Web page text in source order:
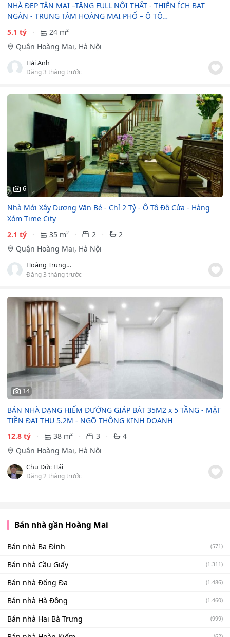
NHÀ ĐẸP TÂN MAI –TẶNG FULL NỘI THẤT - THIỆN ÍCH BẠT
NGÀN - TRUNG TÂM HOÀNG MAI PHỐ – Ô TÔ…
5.1 tỷ
24 m²
Quận Hoàng Mai, Hà Nội
Hải Anh
Đăng 3 tháng trước
6
Nhà Mới Xây Dương Văn Bé - Chỉ 2 Tỷ - Ô Tô Đỗ Cửa - Hàng
Xóm Time City
2.1 tỷ
35 m² 2
2
Quận Hoàng Mai, Hà Nội
Hoàng Trung Lương
Đăng 3 tháng trước
14
BÁN NHÀ DẠNG HIẾM ĐƯỜNG GIÁP BÁT 35M2 x 5 TẦNG - MẶT
TIỀN ĐẠI THỤ 5.2M - NGÕ THÔNG KINH DOANH
12.8 tỷ
38 m² 3
4
Quận Hoàng Mai, Hà Nội
Chu Đức Hải
Đăng 2 tháng trước
Bán nhà gần Hoàng Mai
Bán nhà Ba Đình (571)
Bán nhà Cầu Giấy (1.311)
Bán nhà Đống Đa (1.486)
Bán nhà Hà Đông (1.460)
Bán nhà Hai Bà Trưng (999)